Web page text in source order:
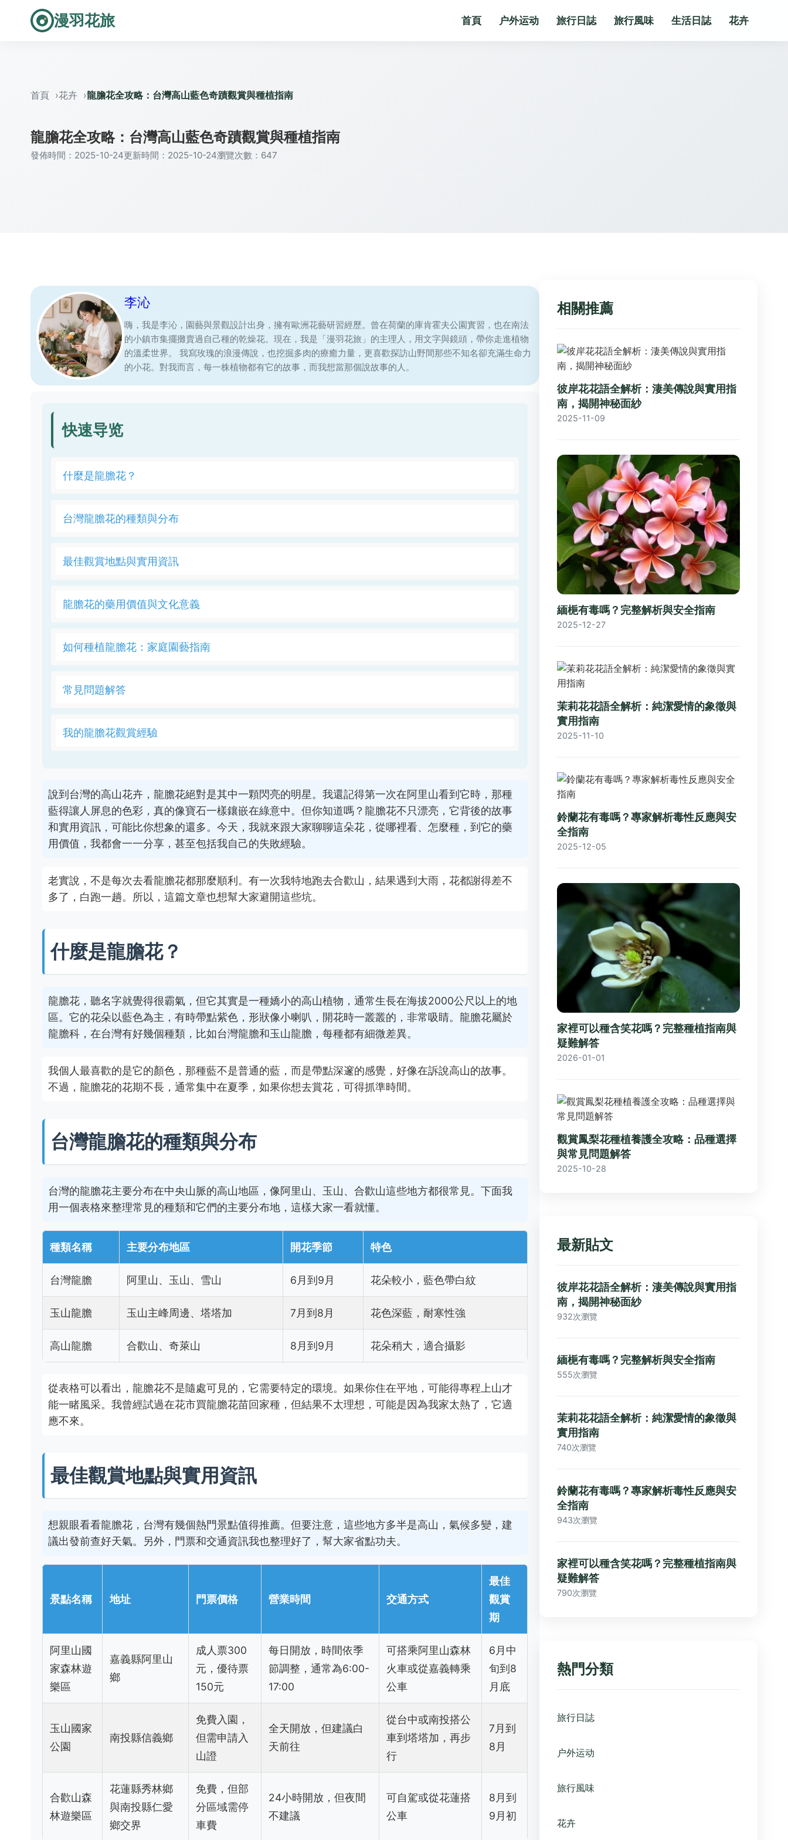
漫羽花旅 首頁 户外运动 旅行日誌 旅行風味 生活日誌 花卉
首頁 花卉 龍膽花全攻略：台灣高山藍色奇蹟觀賞與種植指南
龍膽花全攻略：台灣高山藍色奇蹟觀賞與種植指南
發佈時間：2025-10-24更新時間：2025-10-24瀏覽次數：647
李沁
嗨，我是李沁，園藝與景觀設計出身，擁有歐洲花藝研習經歷。曾在荷蘭的庫肯霍夫公園實習，也在南法
的小鎮市集擺攤賣過自己種的乾燥花。現在，我是「漫羽花旅」的主理人，用文字與鏡頭，帶你走進植物
的溫柔世界。 我寫玫瑰的浪漫傳說，也挖掘多肉的療癒力量，更喜歡探訪山野間那些不知名卻充滿生命力
的小花。對我而言，每一株植物都有它的故事，而我想當那個說故事的人。
快速导览
什麼是龍膽花？
台灣龍膽花的種類與分布
最佳觀賞地點與實用資訊
龍膽花的藥用價值與文化意義
如何種植龍膽花：家庭園藝指南
常見問題解答
我的龍膽花觀賞經驗
說到台灣的高山花卉，龍膽花絕對是其中一顆閃亮的明星。我還記得第一次在阿里山看到它時，那種
藍得讓人屏息的色彩，真的像寶石一樣鑲嵌在綠意中。但你知道嗎？龍膽花不只漂亮，它背後的故事
和實用資訊，可能比你想象的還多。今天，我就來跟大家聊聊這朵花，從哪裡看、怎麼種，到它的藥
用價值，我都會一一分享，甚至包括我自己的失敗經驗。
老實說，不是每次去看龍膽花都那麼順利。有一次我特地跑去合歡山，結果遇到大雨，花都謝得差不
多了，白跑一趟。所以，這篇文章也想幫大家避開這些坑。
什麼是龍膽花？
龍膽花，聽名字就覺得很霸氣，但它其實是一種嬌小的高山植物，通常生長在海拔2000公尺以上的地
區。它的花朵以藍色為主，有時帶點紫色，形狀像小喇叭，開花時一叢叢的，非常吸睛。龍膽花屬於
龍膽科，在台灣有好幾個種類，比如台灣龍膽和玉山龍膽，每種都有細微差異。
我個人最喜歡的是它的顏色，那種藍不是普通的藍，而是帶點深邃的感覺，好像在訴說高山的故事。
不過，龍膽花的花期不長，通常集中在夏季，如果你想去賞花，可得抓準時間。
台灣龍膽花的種類與分布
台灣的龍膽花主要分布在中央山脈的高山地區，像阿里山、玉山、合歡山這些地方都很常見。下面我
用一個表格來整理常見的種類和它們的主要分布地，這樣大家一看就懂。
種類名稱 主要分布地區 開花季節 特色
台灣龍膽 阿里山、玉山、雪山 6月到9月 花朵較小，藍色帶白紋
玉山龍膽 玉山主峰周邊、塔塔加 7月到8月 花色深藍，耐寒性強
高山龍膽 合歡山、奇萊山 8月到9月 花朵稍大，適合攝影
從表格可以看出，龍膽花不是隨處可見的，它需要特定的環境。如果你住在平地，可能得專程上山才
能一睹風采。我曾經試過在花市買龍膽花苗回家種，但結果不太理想，可能是因為我家太熱了，它適
應不來。
最佳觀賞地點與實用資訊
想親眼看看龍膽花，台灣有幾個熱門景點值得推薦。但要注意，這些地方多半是高山，氣候多變，建
議出發前查好天氣。另外，門票和交通資訊我也整理好了，幫大家省點功夫。
景點名稱 地址 門票價格 營業時間 交通方式
最佳
觀賞
期
阿里山國
家森林遊
樂區
嘉義縣阿里山
鄉
成人票300
元，優待票
150元
每日開放，時間依季
節調整，通常為6:00-
17:00
可搭乘阿里山森林
火車或從嘉義轉乘
公車
6月中
旬到8
月底
玉山國家
公園
南投縣信義鄉
免費入園，
但需申請入
山證
全天開放，但建議白
天前往
從台中或南投搭公
車到塔塔加，再步
行
7月到
8月
合歡山森
林遊樂區
花蓮縣秀林鄉
與南投縣仁愛
鄉交界
免費，但部
分區域需停
車費
24小時開放，但夜間
不建議
可自駕或從花蓮搭
公車
8月到
9月初
相關推薦
彼岸花花語全解析：淒美傳說與實用指
南，揭開神秘面紗
2025-11-09
緬梔有毒嗎？完整解析與安全指南
2025-12-27
茉莉花花語全解析：純潔愛情的象徵與
實用指南
2025-11-10
鈴蘭花有毒嗎？專家解析毒性反應與安
全指南
2025-12-05
家裡可以種含笑花嗎？完整種植指南與
疑難解答
2026-01-01
觀賞鳳梨花種植養護全攻略：品種選擇
與常見問題解答
2025-10-28
最新貼文
彼岸花花語全解析：淒美傳說與實用指
南，揭開神秘面紗
932次瀏覽
緬梔有毒嗎？完整解析與安全指南
555次瀏覽
茉莉花花語全解析：純潔愛情的象徵與
實用指南
740次瀏覽
鈴蘭花有毒嗎？專家解析毒性反應與安
全指南
943次瀏覽
家裡可以種含笑花嗎？完整種植指南與
疑難解答
790次瀏覽
熱門分類
旅行日誌
户外运动
旅行風味
花卉